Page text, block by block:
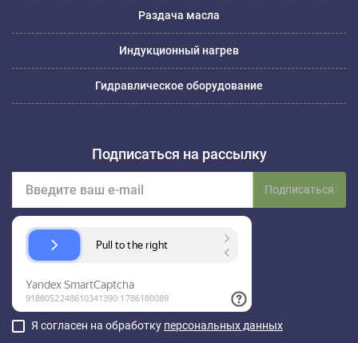
Раздача масла
Индукционный нагрев
Гидравлическое оборудование
Подписаться на рассылку
Подписаться
Я согласен на обработку персональных данных